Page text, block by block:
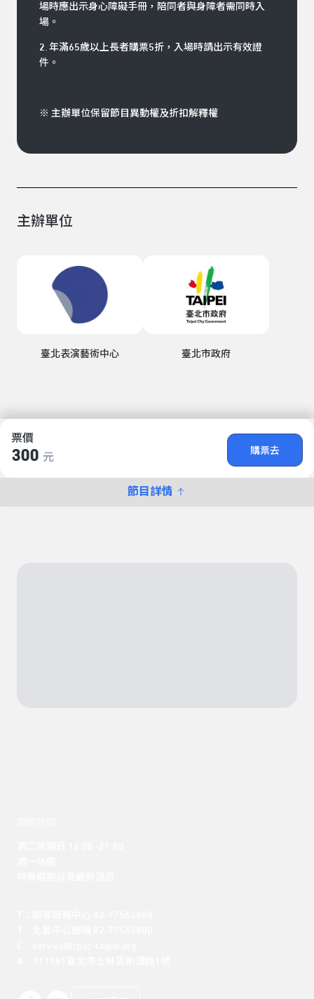
票價
300 元
購票去
節目詳情
場時應出示身心障礙手冊，陪同者與身障者需同時入
場。
2. 年滿65歲以上長者購票5折，入場時請出示有效證
件。
※ 主辦單位保留節目異動權及折扣解釋權
主辦單位
臺北表演藝術中心 臺北市政府